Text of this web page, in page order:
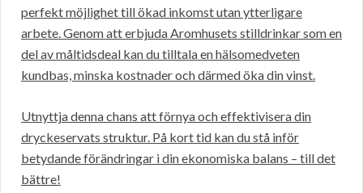
perfekt möjlighet till ökad inkomst utan ytterligare
arbete. Genom att erbjuda Aromhusets stilldrinkar som en
del av måltidsdeal kan du tilltala en hälsomedveten
kundbas, minska kostnader och därmed öka din vinst.
Utnyttja denna chans att förnya och effektivisera din
dryckeservats struktur. På kort tid kan du stå inför
betydande förändringar i din ekonomiska balans – till det
bättre!